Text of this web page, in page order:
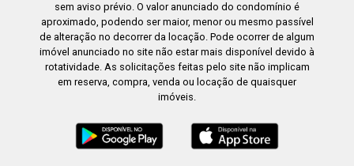
sem aviso prévio. O valor anunciado do condomínio é
aproximado, podendo ser maior, menor ou mesmo passível
de alteração no decorrer da locação. Pode ocorrer de algum
imóvel anunciado no site não estar mais disponível devido à
rotatividade. As solicitações feitas pelo site não implicam
em reserva, compra, venda ou locação de quaisquer
imóveis.